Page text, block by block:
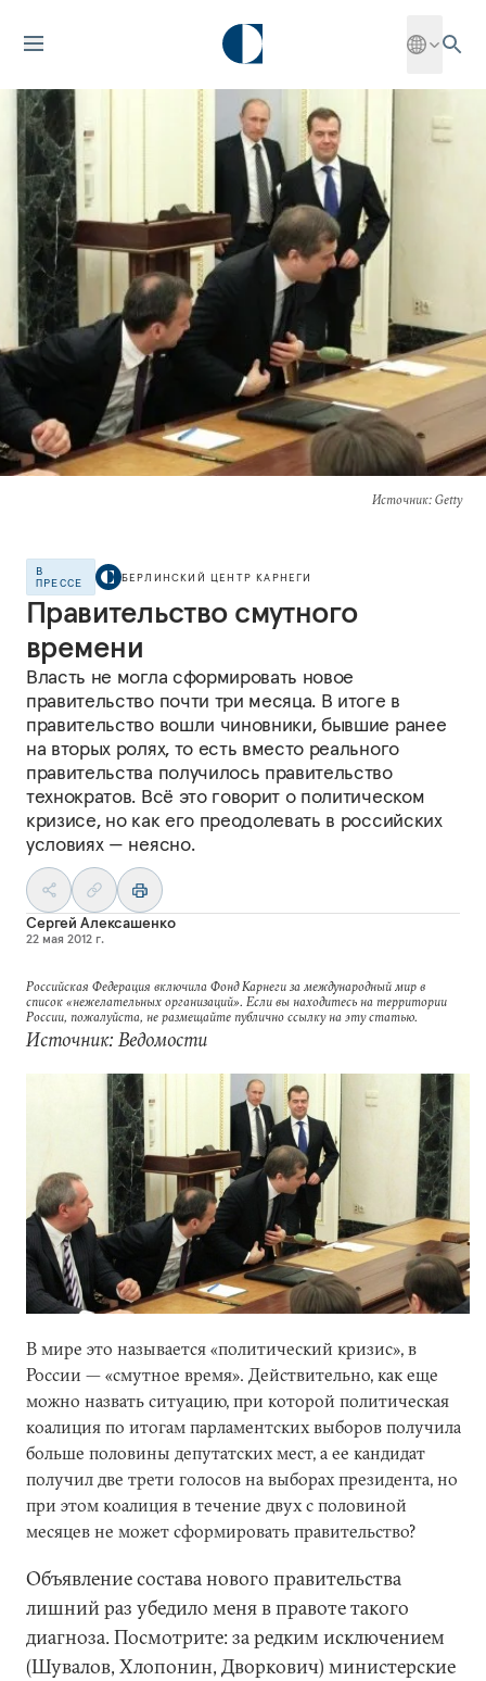
Источник: Getty
В
ПРЕССЕ
БЕРЛИНСКИЙ ЦЕНТР КАРНЕГИ
Правительство смутного
времени
Власть не могла сформировать новое
правительство почти три месяца. В итоге в
правительство вошли чиновники, бывшие ранее
на вторых ролях, то есть вместо реального
правительства получилось правительство
технократов. Всё это говорит о политическом
кризисе, но как его преодолевать в российских
условиях — неясно.
Сергей Алексашенко
22 мая 2012 г.
Российская Федерация включила Фонд Карнеги за международный мир в
список «нежелательных организаций». Если вы находитесь на территории
России, пожалуйста, не размещайте публично ссылку на эту статью.
Источник: Ведомости
В мире это называется «политический кризис», в
России — «смутное время». Действительно, как еще
можно назвать ситуацию, при которой политическая
коалиция по итогам парламентских выборов получила
больше половины депутатских мест, а ее кандидат
получил две трети голосов на выборах президента, но
при этом коалиция в течение двух с половиной
месяцев не может сформировать правительство?
Объявление состава нового правительства
лишний раз убедило меня в правоте такого
диагноза. Посмотрите: за редким исключением
(Шувалов, Хлопонин, Дворкович) министерские